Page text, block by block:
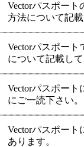
Vectorパスポー
方法について記
Vectorパスポー
について記載し
Vectorパスポー
にご一読下さい。
Vectorパスポー
あります。